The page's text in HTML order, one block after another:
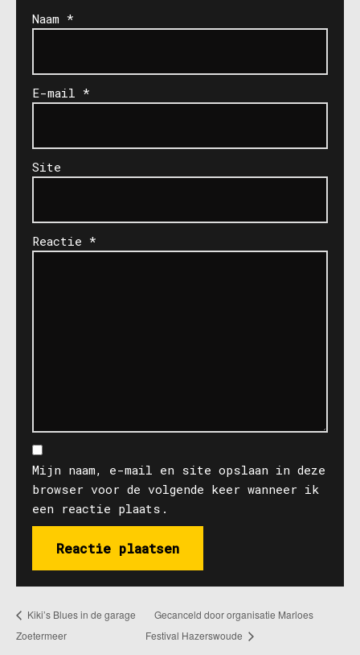
Naam *
E-mail *
Site
Reactie *
Mijn naam, e-mail en site opslaan in deze
browser voor de volgende keer wanneer ik
een reactie plaats.
Kiki’s Blues in de garage
Zoetermeer
Gecanceld door organisatie Marloes
Festival Hazerswoude